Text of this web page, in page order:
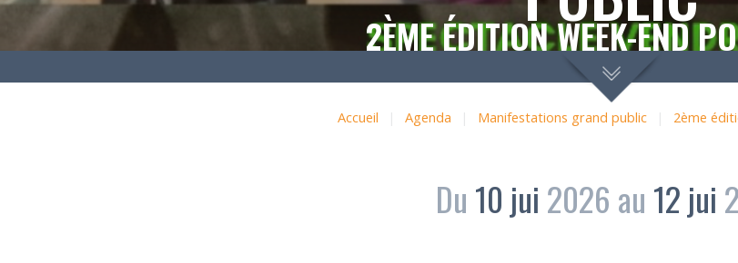
2ÈME ÉDITION WEEK-END
Accueil | Agenda | Manifestations grand public | 2ème
Du 10 jui 2026 au 12 jui